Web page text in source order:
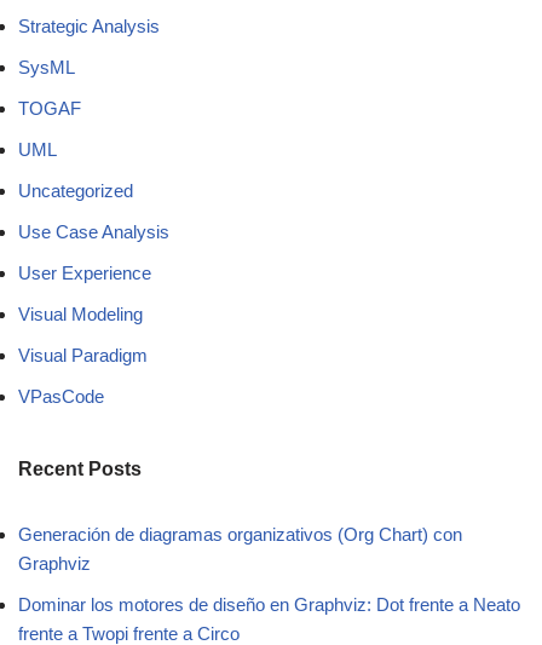
Strategic Analysis
SysML
TOGAF
UML
Uncategorized
Use Case Analysis
User Experience
Visual Modeling
Visual Paradigm
VPasCode
Recent Posts
Generación de diagramas organizativos (Org Chart) con
Graphviz
Dominar los motores de diseño en Graphviz: Dot frente a Neato
frente a Twopi frente a Circo